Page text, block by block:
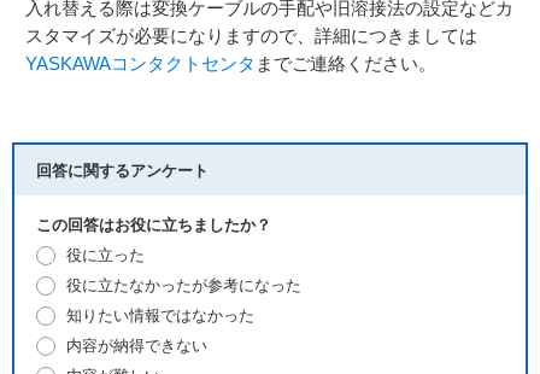
入れ替える際は変換ケーブルの手配や旧溶接法の設定などカ
スタマイズが必要になりますので、詳細につきましては
YASKAWAコンタクトセンタ までご連絡ください。
回答に関するアンケート
この回答はお役に立ちましたか？
役に立った
役に立たなかったが参考になった
知りたい情報ではなかった
内容が納得できない